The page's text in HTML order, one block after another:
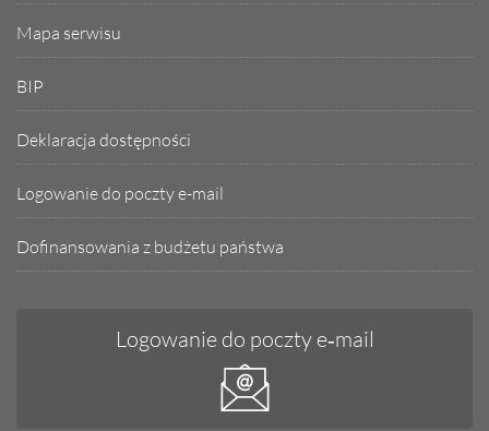
Mapa serwisu
BIP
Deklaracja dostępności
Logowanie do poczty e-mail
Dofinansowania z budżetu państwa
Logowanie do poczty e‑mail